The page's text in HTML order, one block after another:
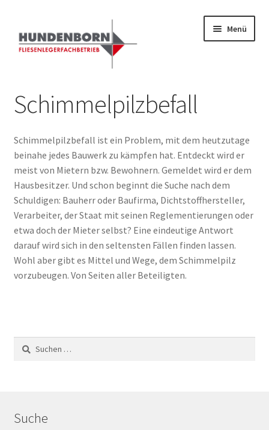
Navigation
springen
Inhalt
springen
Menü
Alte Fliesen, Vintage Fliesen, Reservefliesen,
Austauschfliesen, Retrofliesen, Historische Fliesen Ankauf
und Verkauf
Anfrage senden
Fliesenkatalog
fundatek – Datenschutzhinweise
Impressum
Lexikon
Schimmelpilzbefall
Schimmelpilzbefall ist ein Problem, mit dem heutzutage
beinahe jedes Bauwerk zu kämpfen hat. Entdeckt wird er
meist von Mietern bzw. Bewohnern. Gemeldet wird er dem
Hausbesitzer. Und schon beginnt die Suche nach dem
Schuldigen: Bauherr oder Baufirma, Dichtstoffhersteller,
Verarbeiter, der Staat mit seinen Reglementierungen oder
etwa doch der Mieter selbst? Eine eindeutige Antwort
darauf wird sich in den seltensten Fällen finden lassen.
Wohl aber gibt es Mittel und Wege, dem Schimmelpilz
vorzubeugen. Von Seiten aller Beteiligten.
Suchen
nach:
Suche